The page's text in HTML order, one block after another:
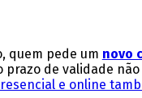
quem pede um novo
prazo de validade
e online